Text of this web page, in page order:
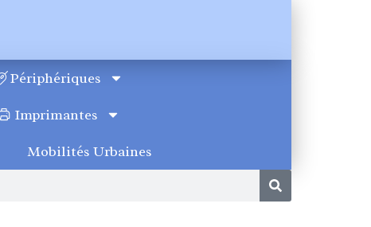
Périphériques
Imprimantes
Mobilités Urbaines